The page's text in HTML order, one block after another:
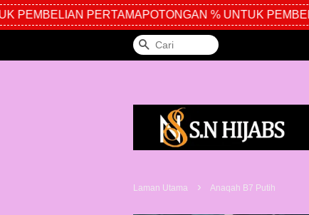
PEMBELIAN PERTAMAPOTONGAN % UNTUK
Cari
Laman Utama › Anaqah B7 Putih